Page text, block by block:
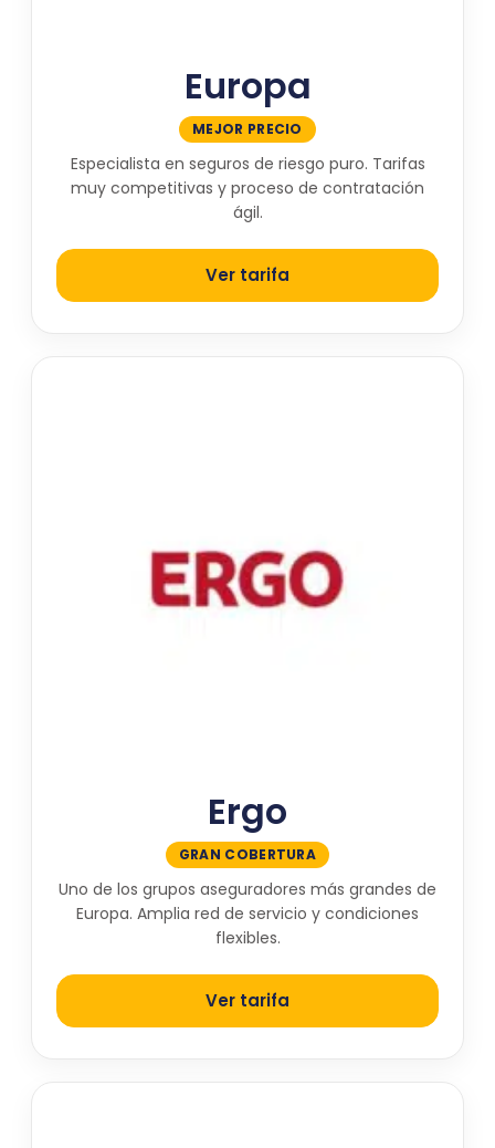
Europa
MEJOR PRECIO
Especialista en seguros de riesgo puro. Tarifas
muy competitivas y proceso de contratación
ágil.
Ver tarifa
Ergo
GRAN COBERTURA
Uno de los grupos aseguradores más grandes de
Europa. Amplia red de servicio y condiciones
flexibles.
Ver tarifa